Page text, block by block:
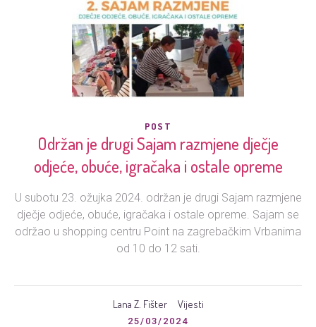
POST
Održan je drugi Sajam razmjene dječje
odjeće, obuće, igračaka i ostale opreme
U subotu 23. ožujka 2024. održan je drugi Sajam razmjene
dječje odjeće, obuće, igračaka i ostale opreme. Sajam se
održao u shopping centru Point na zagrebačkim Vrbanima
od 10 do 12 sati.
Lana Z. Fišter Vijesti
25/03/2024